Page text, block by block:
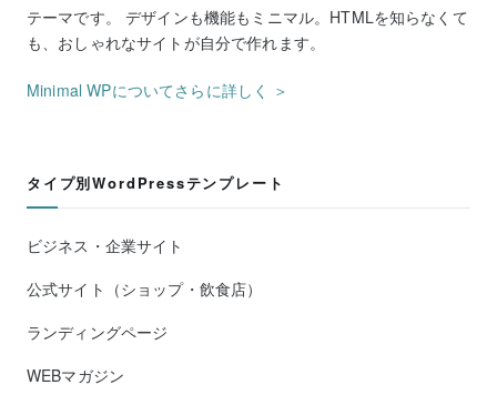
テーマです。 デザインも機能もミニマル。HTMLを知らなくて
も、おしゃれなサイトが自分で作れます。
Minimal WPについてさらに詳しく ＞
タイプ別WordPressテンプレート
ビジネス・企業サイト
公式サイト（ショップ・飲食店）
ランディングページ
WEBマガジン